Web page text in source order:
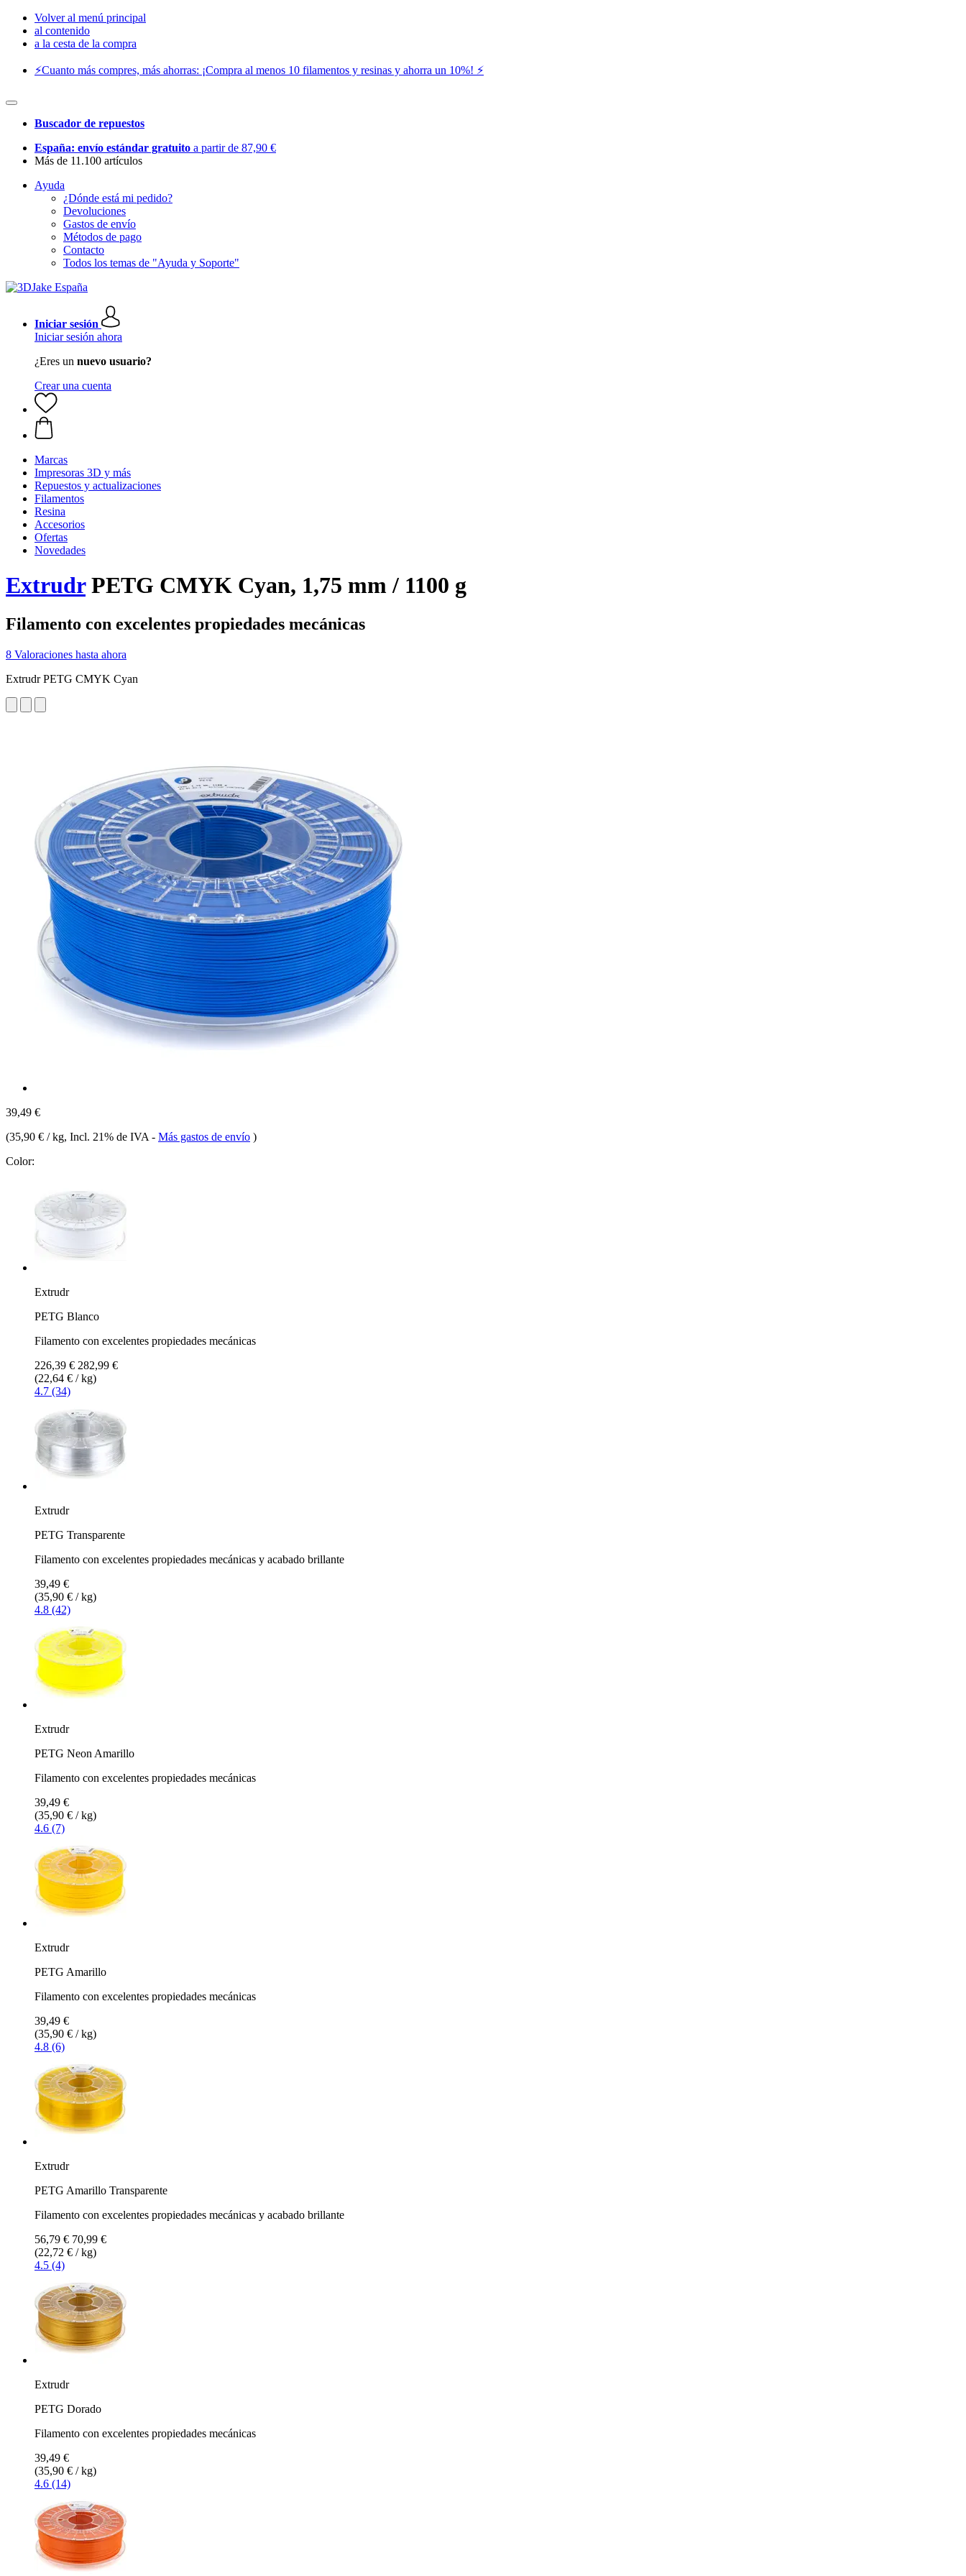
Volver al menú principal
al contenido
a la cesta de la compra
⚡️Cuanto más compres, más ahorras: ¡Compra al menos 10 filamentos y resinas y ahorra un 10%! ⚡️
Buscador de repuestos
España: envío estándar gratuito a partir de 87,90 €
Más de 11.100 artículos
Ayuda
¿Dónde está mi pedido?
Devoluciones
Gastos de envío
Métodos de pago
Contacto
Todos los temas de "Ayuda y Soporte"
Iniciar sesión
Iniciar sesión ahora
¿Eres un nuevo usuario?
Crear una cuenta
Marcas
Impresoras 3D y más
Repuestos y actualizaciones
Filamentos
Resina
Accesorios
Ofertas
Novedades
ExtrudrPETG CMYK Cyan, 1,75 mm / 1100 g
Filamento con excelentes propiedades mecánicas
8 Valoraciones hasta ahora
Extrudr PETG CMYK Cyan
39,49 €
(35,90 € / kg, Incl. 21% de IVA - Más gastos de envío )
Color:
Extrudr
PETG Blanco
Filamento con excelentes propiedades mecánicas
226,39 € 282,99 €
(22,64 € / kg)
4.7 (34)
Extrudr
PETG Transparente
Filamento con excelentes propiedades mecánicas y acabado brillante
39,49 €
(35,90 € / kg)
4.8 (42)
Extrudr
PETG Neon Amarillo
Filamento con excelentes propiedades mecánicas
39,49 €
(35,90 € / kg)
4.6 (7)
Extrudr
PETG Amarillo
Filamento con excelentes propiedades mecánicas
39,49 €
(35,90 € / kg)
4.8 (6)
Extrudr
PETG Amarillo Transparente
Filamento con excelentes propiedades mecánicas y acabado brillante
56,79 € 70,99 €
(22,72 € / kg)
4.5 (4)
Extrudr
PETG Dorado
Filamento con excelentes propiedades mecánicas
39,49 €
(35,90 € / kg)
4.6 (14)